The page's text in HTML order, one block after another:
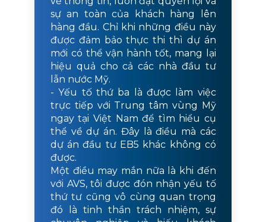
sự an toàn của khách hàng lên
hàng đầu. Chỉ khi những điều này
được đảm bảo thực thi thì dự án
mới có thể vận hành tốt, mang lại
hiệu quả cho cả các nhà đầu tư
lẫn nước Mỹ.
- Yếu tố thứ ba là được làm việc
trực tiếp với Trung tâm vùng Mỹ
ngay tại Việt Nam để tìm hiểu cụ
thể về dự án. Đây là điều mà các
dự án đầu tư EB5 khác không có
được.
Một điều may mắn nữa là khi đến
với AVS, tôi được đón nhận yếu tố
thứ tư cũng vô cùng quan trọng
đó là tinh thần trách nhiệm, sự